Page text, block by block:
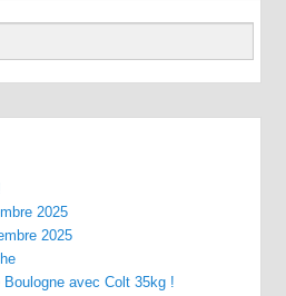
2025
2025
avec Colt 35kg !